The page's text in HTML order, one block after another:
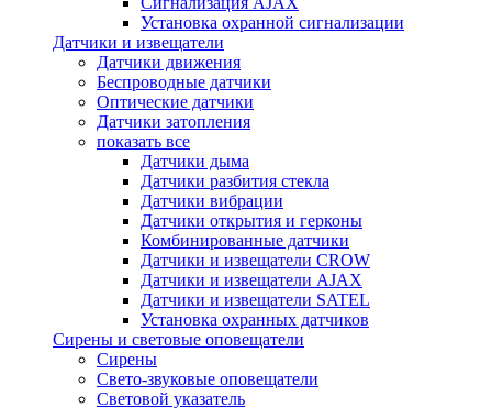
Установка охранной сигнализации
Датчики и извещатели
Датчики движения
Беспроводные датчики
Оптические датчики
Датчики затопления
показать все
Датчики дыма
Датчики разбития стекла
Датчики вибрации
Датчики открытия и герконы
Комбинированные датчики
Датчики и извещатели CROW
Датчики и извещатели AJAX
Датчики и извещатели SATEL
Установка охранных датчиков
Сирены и световые оповещатели
Сирены
Свето-звуковые оповещатели
Световой указатель